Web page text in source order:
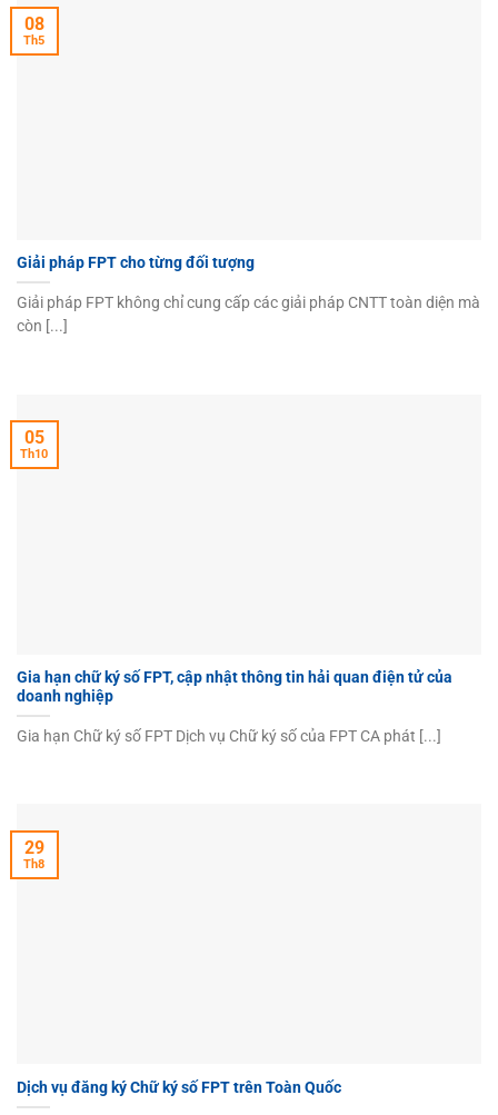
Giải pháp FPT cho từng đối tượng
Giải pháp FPT không chỉ cung cấp các giải pháp CNTT toàn diện mà
còn [...]
08
Th5
Gia hạn chữ ký số FPT, cập nhật thông tin hải quan điện tử của
doanh nghiệp
Gia hạn Chữ ký số FPT Dịch vụ Chữ ký số của FPT CA phát [...]
05
Th10
Dịch vụ đăng ký Chữ ký số FPT trên Toàn Quốc
29
Th8